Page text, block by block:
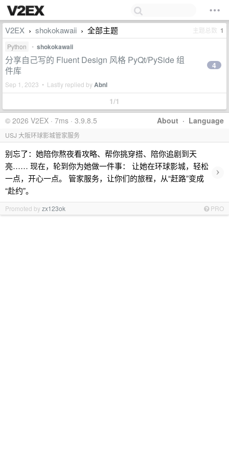
V2EX › shokokawaii › 全部主题 主题总数 1
Python • shokokawaii
分享自己写的 Fluent Design 风格 PyQt/PySide 组
件库
Sep 1, 2023 • Lastly replied byAbnl
4
1/1
About · Language
© 2026 V2EX · 7ms · 3.9.8.5
USJ 大阪环球影城管家服务
别忘了：她陪你熬夜看攻略、帮你挑穿搭、陪你追剧到天
亮…… 现在，轮到你为她做一件事： 让她在环球影城，轻松
一点，开心一点。 管家服务，让你们的旅程，从“赶路”变成
“赴约”。
›
Promoted byzx123ok PRO